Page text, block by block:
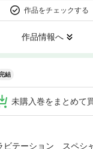
作品をチェックする
作品情報へ
結
未購入巻をまとめて
ビテーション スペシ